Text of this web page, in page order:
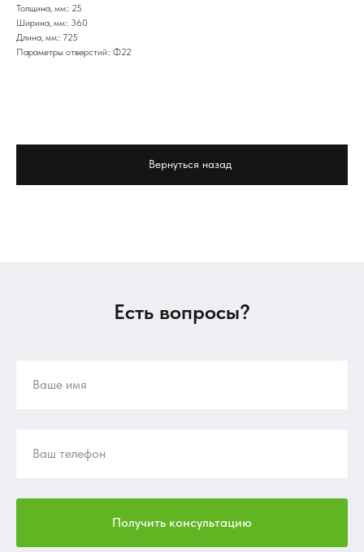
Толщина, мм:: 25
Ширина, мм:: 360
Длина, мм:: 725
Параметры отверстий:: Ф22
Вернуться назад
Есть вопросы?
Получить консультацию